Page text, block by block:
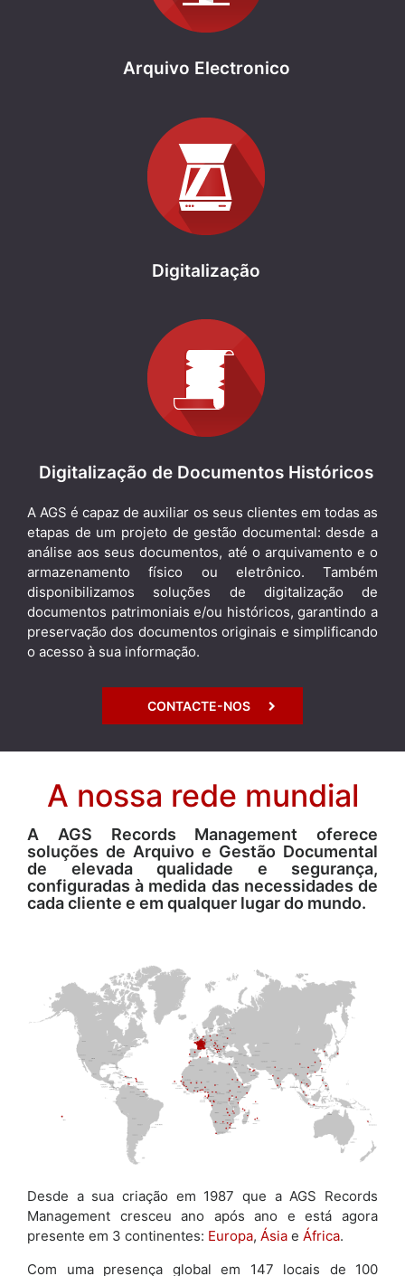
Arquivo Electronico
Digitalização
Digitalização de Documentos Históricos
A AGS é capaz de auxiliar os seus clientes em todas as
etapas de um projeto de gestão documental: desde a
análise aos seus documentos, até o arquivamento e o
armazenamento físico ou eletrônico. Também
disponibilizamos soluções de digitalização de
documentos patrimoniais e/ou históricos, garantindo a
preservação dos documentos originais e simplificando
o acesso à sua informação.
CONTACTE-NOS
A nossa rede mundial
A AGS Records Management oferece
soluções de Arquivo e Gestão Documental
de elevada qualidade e segurança,
configuradas à medida das necessidades de
cada cliente e em qualquer lugar do mundo.
Desde a sua criação em 1987 que a AGS Records
Management cresceu ano após ano e está agora
presente em 3 continentes: Europa, Ásia e África.
Com uma presença global em 147 locais de 100